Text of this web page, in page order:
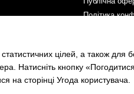
Політика
цілей, а також для
Натисніть кнопку
на сторінці Угода користувача